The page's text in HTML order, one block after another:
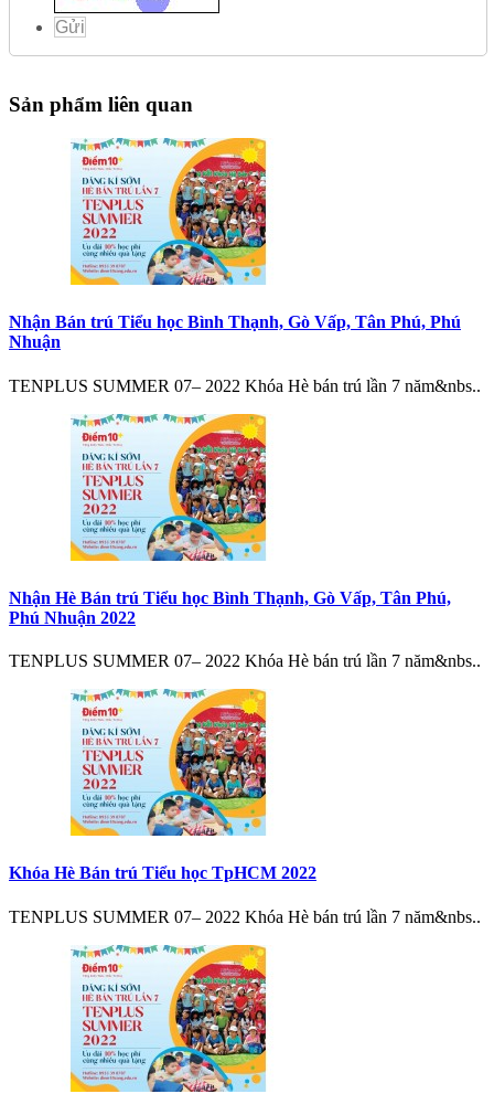
Gửi
Sản phẩm liên quan
Nhận Bán trú Tiểu học Bình Thạnh, Gò Vấp, Tân Phú, Phú
Nhuận
TENPLUS SUMMER 07– 2022 Khóa Hè bán trú lần 7 năm&nbs..
Nhận Hè Bán trú Tiểu học Bình Thạnh, Gò Vấp, Tân Phú,
Phú Nhuận 2022
TENPLUS SUMMER 07– 2022 Khóa Hè bán trú lần 7 năm&nbs..
Khóa Hè Bán trú Tiểu học TpHCM 2022
TENPLUS SUMMER 07– 2022 Khóa Hè bán trú lần 7 năm&nbs..